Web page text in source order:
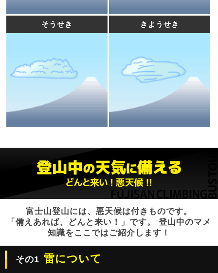
そうせき きようせき
富士山登山には、悪天候は付きものです。
「備えあれば、どんと来い！」です。 登山中のマメ
知識をここではご紹介します！
その1 雷について